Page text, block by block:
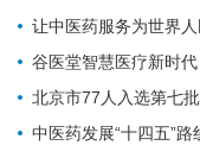
让中医药服务为世界人民健康保
谷医堂智慧医疗新时代，
北京市77人入选第七批全国老中医
中医药发展“十四五”路线图出